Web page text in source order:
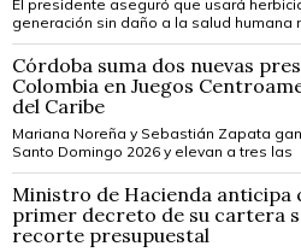
El presidente aseguró que usará
generación sin daño a la salud humana
Córdoba suma dos nuevas
Colombia en Juegos
del Caribe
Mariana Noreña y Sebastián Zapata
Santo Domingo 2026 y elevan a tres las
Ministro de Hacienda anticipa
primer decreto de su cartera
recorte presupuestal